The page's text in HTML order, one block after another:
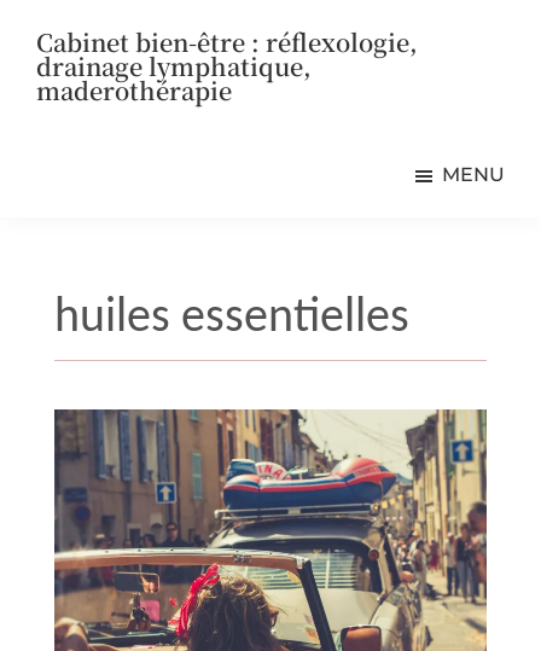
contenu
principal
pied
Cabinet bien-être : réflexologie,
drainage lymphatique,
maderothérapie
MENU
huiles essentielles